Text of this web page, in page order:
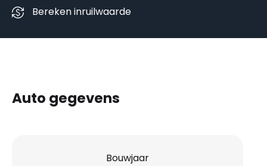
Bereken inruilwaarde
Auto gegevens
Bouwjaar